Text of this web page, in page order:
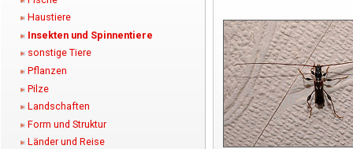
Haustiere
Insekten und Spinnentiere
sonstige Tiere
Pflanzen
Pilze
Landschaften
Form und Struktur
Länder und Reise